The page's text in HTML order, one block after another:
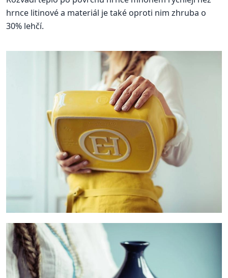
hrnce litinové a materiál je také oproti nim zhruba o
30% lehčí.